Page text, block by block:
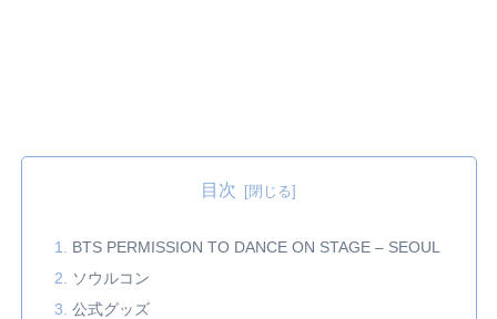
目次
BTS PERMISSION TO DANCE ON STAGE – SEOUL
ソウルコン
公式グッズ